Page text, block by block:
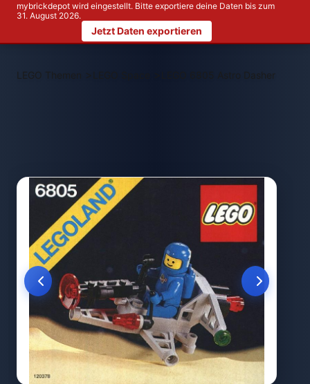
mybrickdepot wird eingestellt. Bitte exportiere deine Daten bis zum
31. August 2026.
Jetzt Daten exportieren
LEGO Themen > LEGO 6805 Astro Dasher